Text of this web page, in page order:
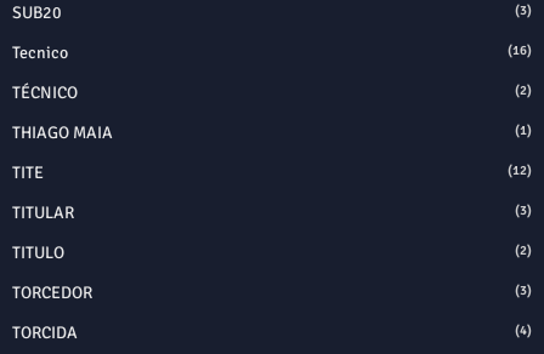
SUB20 (3)
Tecnico (16)
TÉCNICO (2)
THIAGO MAIA (1)
TITE (12)
TITULAR (3)
TITULO (2)
TORCEDOR (3)
TORCIDA (4)